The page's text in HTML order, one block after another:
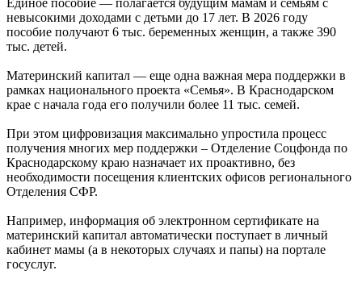
невысокими доходами с детьми до 17 лет. В 2026 году
пособие получают 6 тыс. беременных женщин, а также 390
тыс. детей.
Материнский капитал — еще одна важная мера поддержки в
рамках национального проекта «Семья». В Краснодарском
крае с начала года его получили более 11 тыс. семей.
При этом цифровизация максимально упростила процесс
получения многих мер поддержки – Отделение Соцфонда по
Краснодарскому краю назначает их проактивно, без
необходимости посещения клиентских офисов регионального
Отделения СФР.
Например, информация об электронном сертификате на
материнский капитал автоматически поступает в личный
кабинет мамы (а в некоторых случаях и папы) на портале
госуслуг.